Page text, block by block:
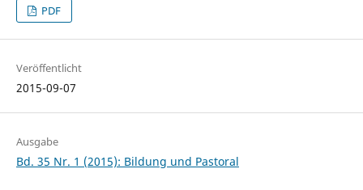
PDF
Veröffentlicht
2015-09-07
Ausgabe
Bd. 35 Nr. 1 (2015): Bildung und Pastoral